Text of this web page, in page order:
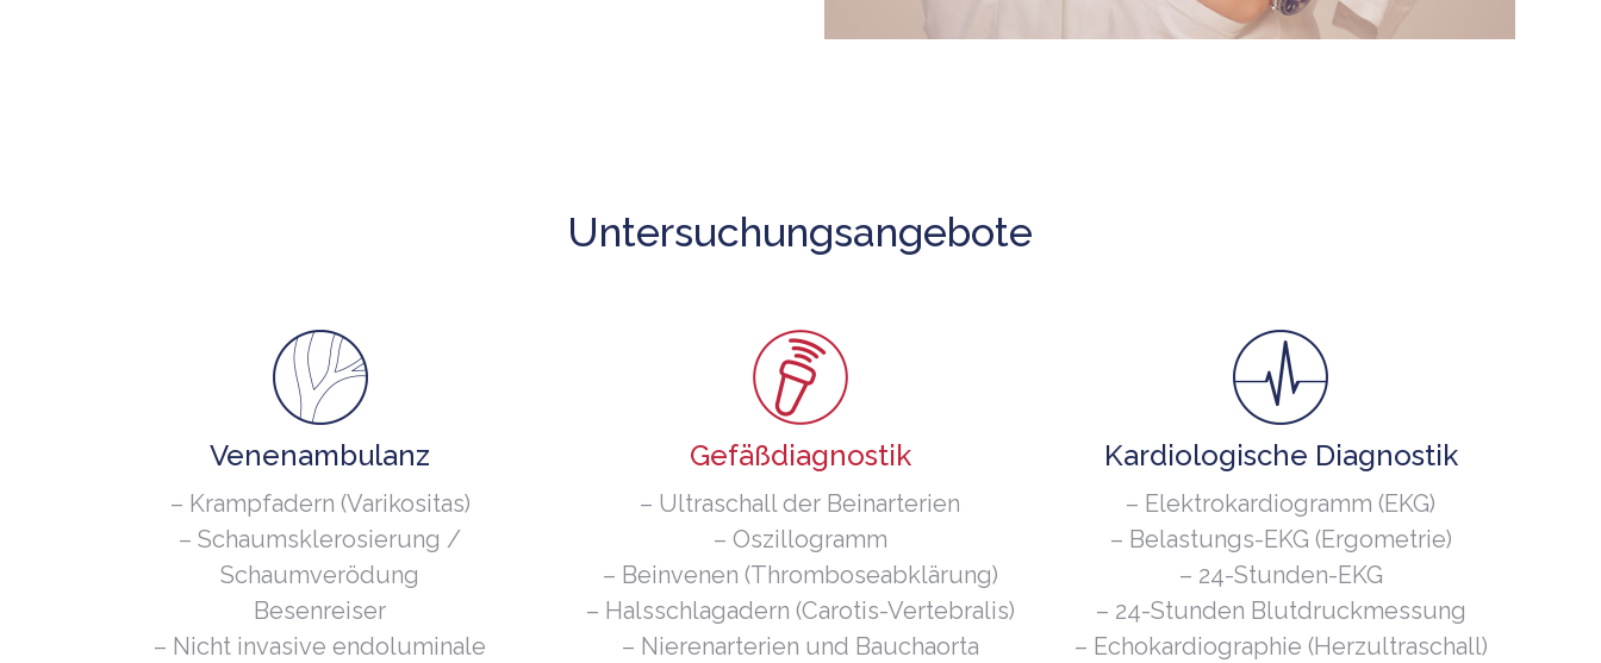
Untersuchungsangebote
Venenambulanz
– Krampfadern (Varikositas)
– Schaumsklerosierung /
Schaumverödung
Besenreiser
– Nicht invasive endoluminale
Gefäßdiagnostik
– Ultraschall der Beinarterien
– Oszillogramm
– Beinvenen (Thromboseabklärung)
– Halsschlagadern (Carotis-Vertebralis)
– Nierenarterien und Bauchaorta
Kardiologische Diagnostik
– Elektrokardiogramm (EKG)
– Belastungs-EKG (Ergometrie)
– 24-Stunden-EKG
– 24-Stunden Blutdruckmessung
– Echokardiographie (Herzultraschall)